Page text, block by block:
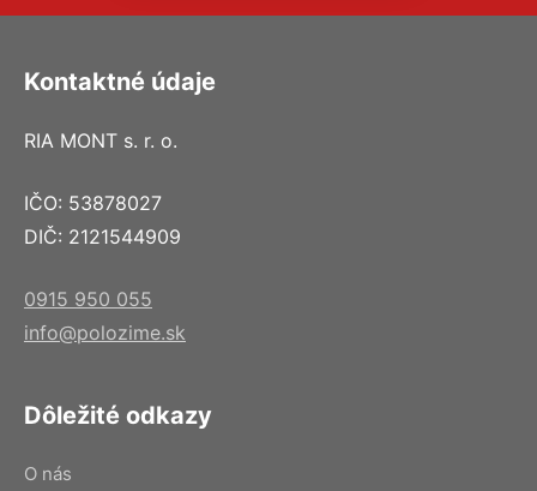
Kontaktné údaje
RIA MONT s. r. o.
IČO: 53878027
DIČ: 2121544909
0915 950 055
info@polozime.sk
Dôležité odkazy
O nás